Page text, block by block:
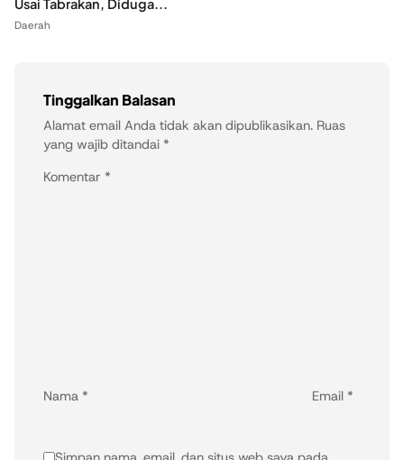
Usai Tabrakan, Diduga...
Daerah
Tinggalkan Balasan
Alamat email Anda tidak akan dipublikasikan. Ruas
yang wajib ditandai *
Komentar *
Nama * Email *